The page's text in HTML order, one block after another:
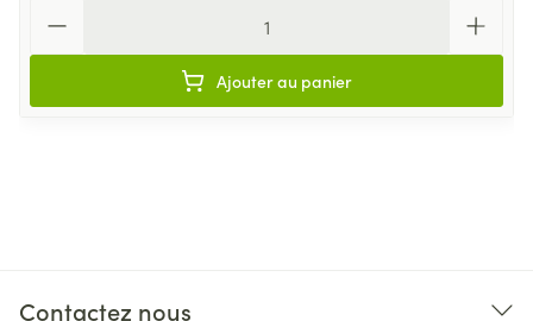
Ajouter au panier
Contactez nous